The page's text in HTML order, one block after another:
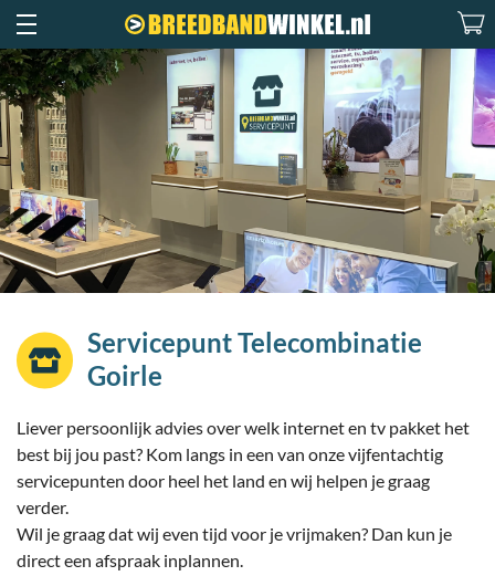
Servicepunt Telecombinatie
Goirle
Liever persoonlijk advies over welk internet en tv pakket het
best bij jou past? Kom langs in een van onze vijfentachtig
servicepunten door heel het land en wij helpen je graag
verder.
Wil je graag dat wij even tijd voor je vrijmaken? Dan kun je
direct een afspraak inplannen.